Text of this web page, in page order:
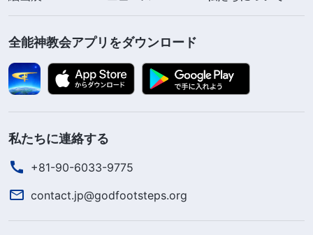
全能神教会アプリをダウンロード
私たちに連絡する
+81-90-6033-9775
contact.jp@godfootsteps.org